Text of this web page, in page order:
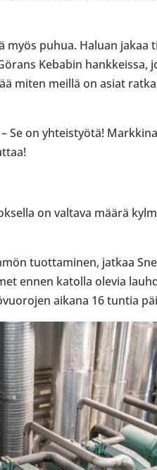
puhua. Haluan
Kebabin
miten meillä on asiat
on yhteis­työtä!
on valtava määrä
tuot­ta­mi­nen, jatkaa
ennen katolla olevia
aikana 16 tuntia